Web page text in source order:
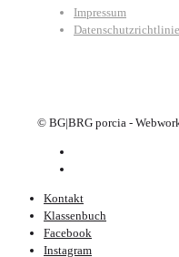
Impressum
© BG|BRG porcia -
Kontakt
Klassenbuch
Facebook
Instagram